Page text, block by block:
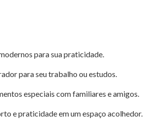
para sua praticidade.
para seu trabalho ou estudos.
especiais com familiares e amigos.
e praticidade em um espaço acolhedor.